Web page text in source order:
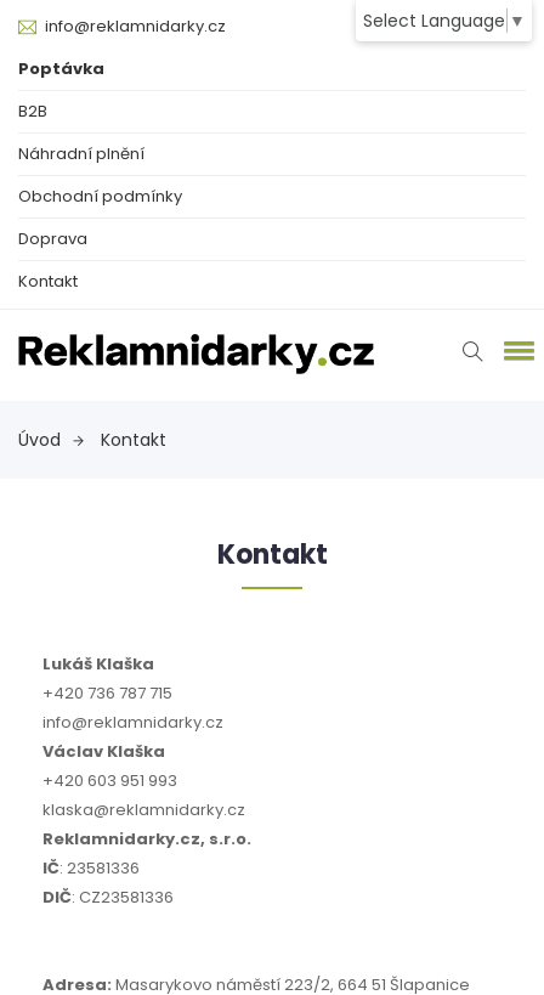
Select Language ▼
info@reklamnidarky.cz
Poptávka
B2B
Náhradní plnění
Obchodní podmínky
Doprava
Kontakt
Úvod Kontakt
Kontakt
Lukáš Klaška
+420 736 787 715
info@reklamnidarky.cz
Václav Klaška
+420 603 951 993
klaska@reklamnidarky.cz
Reklamnidarky.cz, s.r.o.
IČ: 23581336
DIČ: CZ23581336
Adresa: Masarykovo náměstí 223/2, 664 51 Šlapanice